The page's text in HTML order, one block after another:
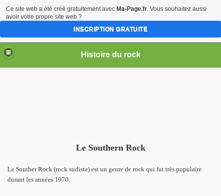
Histoire du rock
Le Southern Rock
Le Souther Rock (rock sudiste) est un genre de rock qui fut très populaire
durant les années 1970.
Ce site web a été créé gratuitement avec Ma-Page.fr. Vous souhaitez aussi
avoir votre propre site web ?
INSCRIPTION GRATUITE